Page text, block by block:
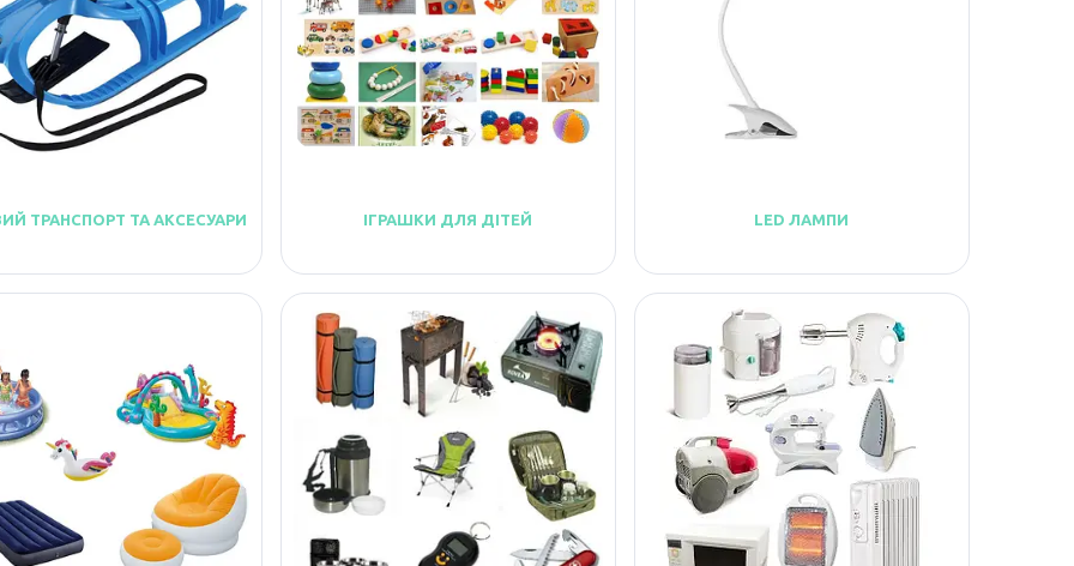
ТРАНСПОРТ ТА АКСЕСУАРИ ІГРАШКИ ДЛЯ ДІТЕЙ LED ЛАМПИ